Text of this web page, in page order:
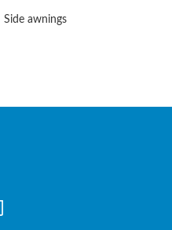
Side awnings